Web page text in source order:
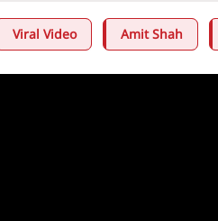
Viral Video Amit Shah